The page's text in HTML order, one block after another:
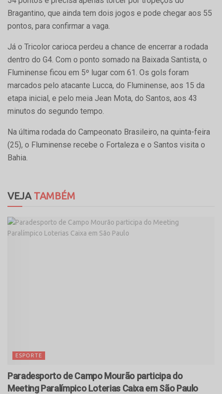
Bragantino, que ainda tem dois jogos e pode chegar aos 55
pontos, para confirmar a vaga.
Já o Tricolor carioca perdeu a chance de encerrar a rodada
dentro do G4. Com o ponto somado na Baixada Santista, o
Fluminense ficou em 5º lugar com 61. Os gols foram
marcados pelo atacante Lucca, do Fluminense, aos 15 da
etapa inicial, e pelo meia Jean Mota, do Santos, aos 43
minutos do segundo tempo.
Na última rodada do Campeonato Brasileiro, na quinta-feira
(25), o Fluminense recebe o Fortaleza e o Santos visita o
Bahia.
VEJATAMBÉM
ESPORTE
Paradesporto de Campo Mourão participa do
Meeting Paralímpico Loterias Caixa em São Paulo